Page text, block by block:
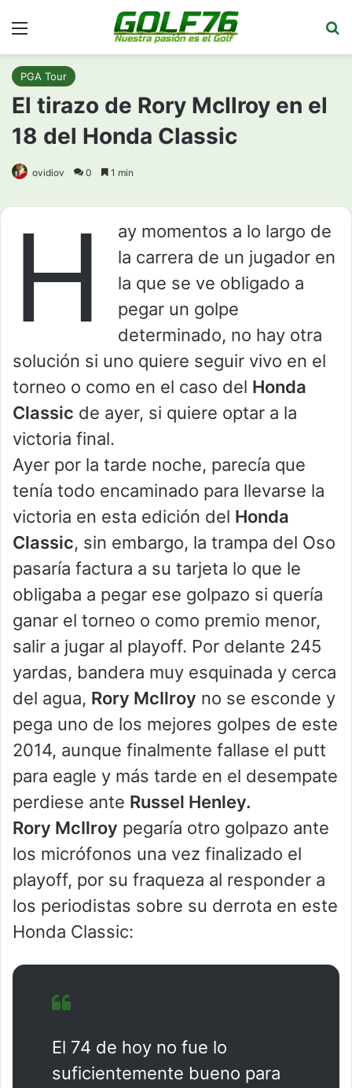
PGA Tour
El tirazo de Rory McIlroy en el
18 del Honda Classic
ovidiov 0 1 min
H
ay momentos a lo largo de
la carrera de un jugador en
la que se ve obligado a
pegar un golpe
determinado, no hay otra
solución si uno quiere seguir vivo en el
torneo o como en el caso del Honda
Classic de ayer, si quiere optar a la
victoria final.
Ayer por la tarde noche, parecía que
tenía todo encaminado para llevarse la
victoria en esta edición del Honda
Classic, sin embargo, la trampa del Oso
pasaría factura a su tarjeta lo que le
obligaba a pegar ese golpazo si quería
ganar el torneo o como premio menor,
salir a jugar al playoff. Por delante 245
yardas, bandera muy esquinada y cerca
del agua, Rory McIlroy no se esconde y
pega uno de los mejores golpes de este
2014, aunque finalmente fallase el putt
para eagle y más tarde en el desempate
perdiese ante Russel Henley.
Rory McIlroy pegaría otro golpazo ante
los micrófonos una vez finalizado el
playoff, por su fraqueza al responder a
los periodistas sobre su derrota en este
Honda Classic:
El 74 de hoy no fue lo
suficientemente bueno para